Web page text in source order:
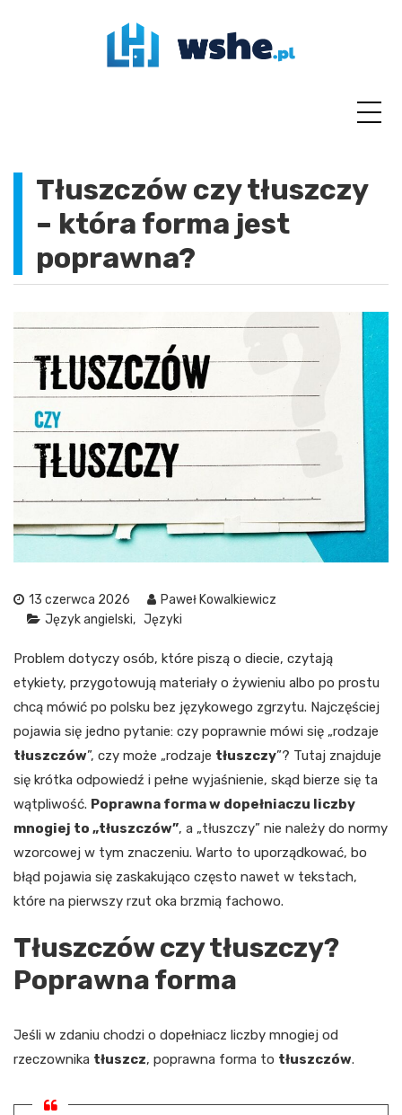
Tłuszczów czy tłuszczy
– która forma jest
poprawna?
13 czerwca 2026
Paweł Kowalkiewicz
Język angielski
Języki
Problem dotyczy osób, które piszą o diecie, czytają
etykiety, przygotowują materiały o żywieniu albo po prostu
chcą mówić po polsku bez językowego zgrzytu. Najczęściej
pojawia się jedno pytanie: czy poprawnie mówi się „rodzaje
tłuszczów”, czy może „rodzaje tłuszczy”? Tutaj znajduje
się krótka odpowiedź i pełne wyjaśnienie, skąd bierze się ta
wątpliwość. Poprawna forma w dopełniaczu liczby
mnogiej to „tłuszczów”, a „tłuszczy” nie należy do normy
wzorcowej w tym znaczeniu. Warto to uporządkować, bo
błąd pojawia się zaskakująco często nawet w tekstach,
które na pierwszy rzut oka brzmią fachowo.
Tłuszczów czy tłuszczy?
Poprawna forma
Jeśli w zdaniu chodzi o dopełniacz liczby mnogiej od
rzeczownika tłuszcz, poprawna forma to tłuszczów.